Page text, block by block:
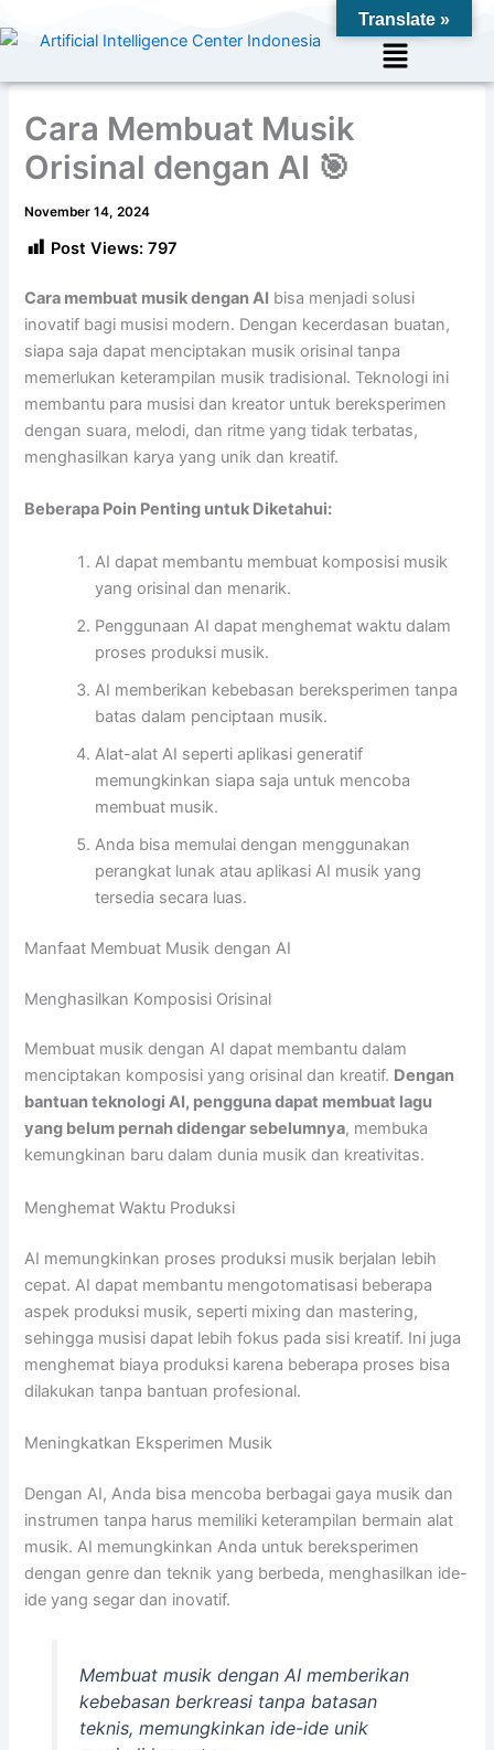
to
Menu
Cara Membuat Musik
Orisinal dengan AI 🎯
November 14, 2024
Post Views: 797
Cara membuat musik dengan AI bisa menjadi solusi
inovatif bagi musisi modern. Dengan kecerdasan buatan,
siapa saja dapat menciptakan musik orisinal tanpa
memerlukan keterampilan musik tradisional. Teknologi ini
membantu para musisi dan kreator untuk bereksperimen
dengan suara, melodi, dan ritme yang tidak terbatas,
menghasilkan karya yang unik dan kreatif.
Beberapa Poin Penting untuk Diketahui:
AI dapat membantu membuat komposisi musik
yang orisinal dan menarik.
Penggunaan AI dapat menghemat waktu dalam
proses produksi musik.
AI memberikan kebebasan bereksperimen tanpa
batas dalam penciptaan musik.
Alat-alat AI seperti aplikasi generatif
memungkinkan siapa saja untuk mencoba
membuat musik.
Anda bisa memulai dengan menggunakan
perangkat lunak atau aplikasi AI musik yang
tersedia secara luas.
Manfaat Membuat Musik dengan AI
Menghasilkan Komposisi Orisinal
Membuat musik dengan AI dapat membantu dalam
menciptakan komposisi yang orisinal dan kreatif. Dengan
bantuan teknologi AI, pengguna dapat membuat lagu
yang belum pernah didengar sebelumnya, membuka
kemungkinan baru dalam dunia musik dan kreativitas.
Menghemat Waktu Produksi
AI memungkinkan proses produksi musik berjalan lebih
cepat. AI dapat membantu mengotomatisasi beberapa
aspek produksi musik, seperti mixing dan mastering,
sehingga musisi dapat lebih fokus pada sisi kreatif. Ini juga
menghemat biaya produksi karena beberapa proses bisa
dilakukan tanpa bantuan profesional.
Meningkatkan Eksperimen Musik
Dengan AI, Anda bisa mencoba berbagai gaya musik dan
instrumen tanpa harus memiliki keterampilan bermain alat
musik. AI memungkinkan Anda untuk bereksperimen
dengan genre dan teknik yang berbeda, menghasilkan ide-
ide yang segar dan inovatif.
Membuat musik dengan AI memberikan
kebebasan berkreasi tanpa batasan
teknis, memungkinkan ide-ide unik
Translate »